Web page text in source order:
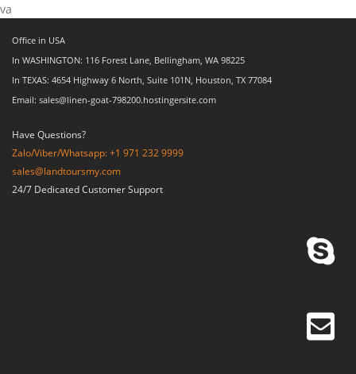
va
Office in USA
In WASHINGTON: 116 Forest Lane, Bellingham, WA 98225
In TEXAS: 4654 Highway 6 North, Suite 101N, Houston, TX 77084
Email: sales@linen-goat-798200.hostingersite.com
Have Questions?
Zalo/Viber/Whatsapp: +1 971 232 9999
sales@landtoursmy.com
24/7 Dedicated Customer Support